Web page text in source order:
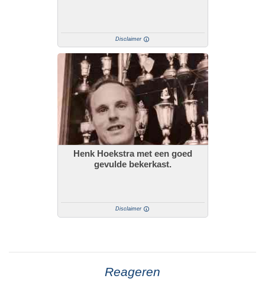
Disclaimer
Henk Hoekstra met een goed
gevulde bekerkast.
Disclaimer
Reageren